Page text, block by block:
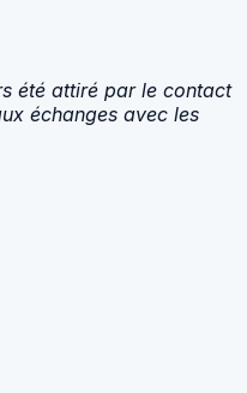
été attiré par le contact
échanges avec les